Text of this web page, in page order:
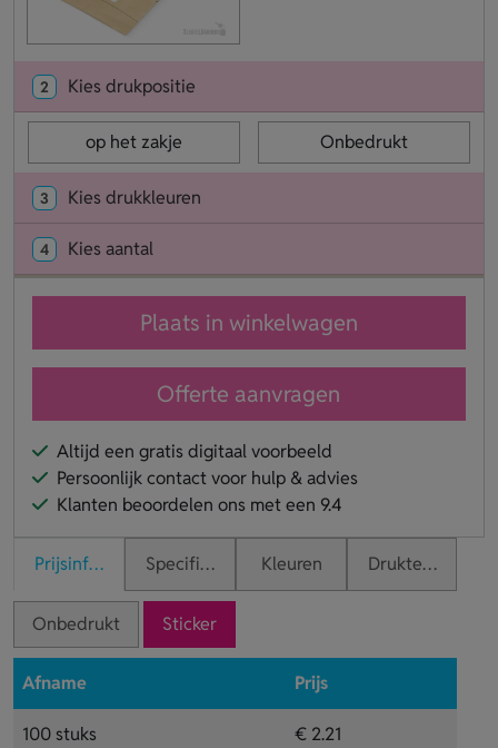
2 Kies drukpositie
op het zakje Onbedrukt
3 Kies drukkleuren
4 Kies aantal
Plaats in winkelwagen
Offerte aanvragen
Altijd een gratis digitaal voorbeeld
Persoonlijk contact voor hulp & advies
Klanten beoordelen ons met een 9.4
PrijsinformatieSpecificaties Kleuren Druktechnieken
Onbedrukt Sticker
Afname Prijs
100 stuks € 2.21